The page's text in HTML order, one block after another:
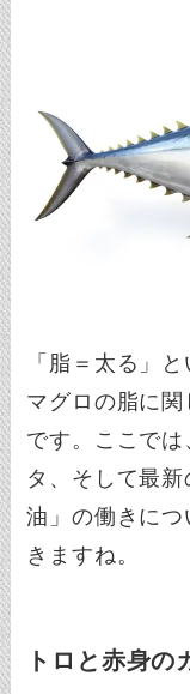
「脂＝太る」
マグロの脂に
です。ここで
タ、そして最
油」の働きに
きますね。
トロと赤身の